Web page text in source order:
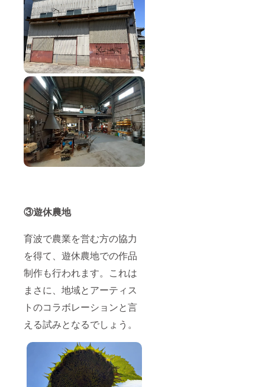
③遊休農地
育波で農業を営む方の協力
を得て、遊休農地での作品
制作も行われます。これは
まさに、地域とアーティス
トのコラボレーションと言
える試みとなるでしょう。